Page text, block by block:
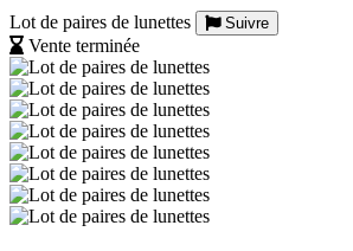
Lot de paires de lunettes
Suivre
Vente terminée